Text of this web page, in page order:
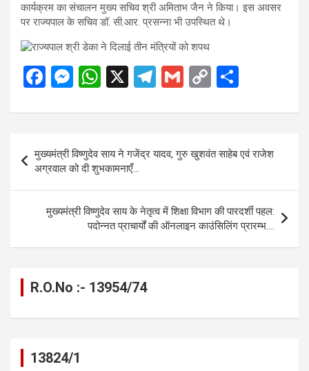
कार्यक्रम का संचालन मुख्य सचिव श्री अमिताभ जैन ने किया। इस अवसर
पर राज्यपाल के सचिव डॉ. सी.आर. प्रसन्ना भी उपस्थित थे।
F
ce
b
o
o
k
M
se
n
g
er
W
at
A
p
p
X
T
e
a
m
G
ail
C
py
n
k
ar
e
navigation
मुख्यमंत्री विष्णुदेव साय ने गजेंद्र यादव, गुरु खुशवंत साहेब एवं राजेश
अग्रवाल को दी शुभकामनाएँ…
मुख्यमंत्री विष्णुदेव साय के नेतृत्व में शिक्षा विभाग की पारदर्शी पहल:
पदोन्नत प्राचार्यों की ऑनलाइन काउंसिलिंग प्रारम्भ….
R.O.No :- 13954/74
13824/1